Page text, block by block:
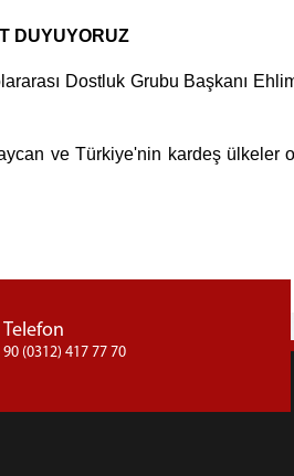
DUYUYORUZ
Dostluk Grubu Başkanı
ve Türkiye'nin kardeş ülkeler
Telefon
90 (0312) 417 77 70